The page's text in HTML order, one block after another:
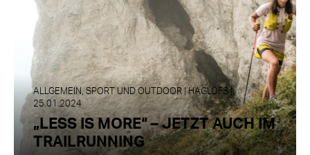
ALLGEMEIN, SPORT UND OUTDOOR | HAGLÖFS |
25.01.2024
„LESS IS MORE“ – JETZT AUCH IM
TRAILRUNNING